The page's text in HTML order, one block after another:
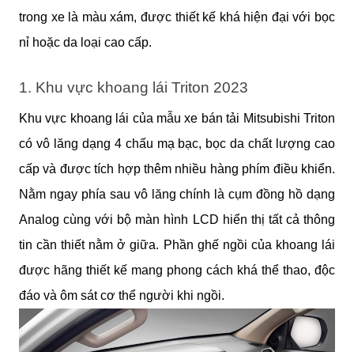
trong xe là màu xám, được thiết kế khá hiện đại với bọc
nỉ hoặc da loại cao cấp.
1. Khu vực khoang lái Triton 2023
Khu vực khoang lái của mẫu xe bán tải Mitsubishi Triton
có vô lăng dạng 4 chấu mạ bạc, bọc da chất lượng cao
cấp và được tích hợp thêm nhiều hàng phím điều khiển.
Nằm ngay phía sau vô lăng chính là cụm đồng hồ dạng
Analog cùng với bộ màn hình LCD hiển thị tất cả thông
tin cần thiết nằm ở giữa. Phần ghế ngồi của khoang lái
được hãng thiết kế mang phong cách khá thể thao, độc
đáo và ôm sát cơ thể người khi ngồi.